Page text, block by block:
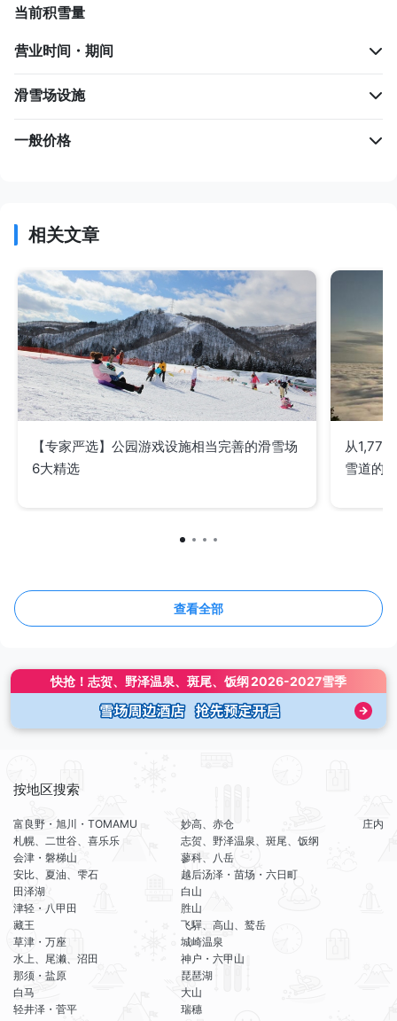
当前积雪量
营业时间・期间
滑雪场设施
一般价格
相关文章
【专家严选】公园游戏设施相当完善的滑雪场
6大精选
从1,770
雪道的
查看全部
快抢！ 志贺、野泽温泉、斑尾、饭纲2026-2027雪季
按地区搜索
富良野・旭川・TOMAMU
札幌、二世谷、喜乐乐
会津・磐梯山
安比、夏油、雫石
田泽湖
津轻・八甲田
藏王
草津・万座
水上、尾濑、沼田
那须・盐原
白马
轻井泽・菅平
妙高、赤仓
志贺、野泽温泉、斑尾、饭纲
蓼科、八岳
越后汤泽・苗场・六日町
白山
胜山
飞驒、高山、鹫岳
城崎温泉
神户・六甲山
琵琶湖
大山
瑞穗
庄内